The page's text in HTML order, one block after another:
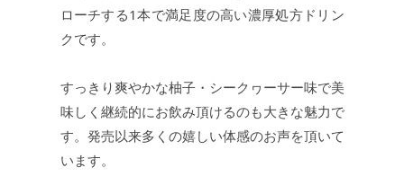
ローチする1本で満足度の高い濃厚処方ドリン
クです。
すっきり爽やかな柚子・シークヮーサー味で美
味しく継続的にお飲み頂けるのも大きな魅力で
す。発売以来多くの嬉しい体感のお声を頂いて
います。